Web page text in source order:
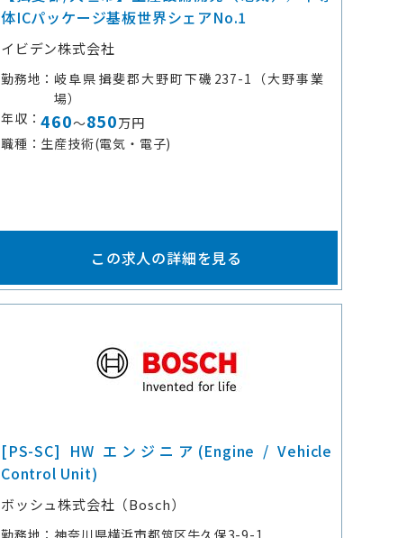
体ICパッケージ基板世界シェアNo.1
イビデン株式会社
勤務地
岐阜県揖斐郡大野町下磯237-1（大野事業
場）
年収
460～850万円
職種
生産技術(電気・電子)
この求人の詳細を見る
[PS-SC] HW エンジニア(Engine / Vehicle
Control Unit)
ボッシュ株式会社（Bosch）
勤務地
神奈川県横浜市都筑区牛久保3-9-1